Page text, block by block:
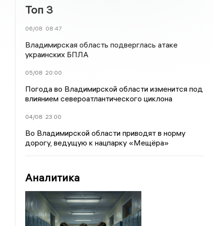
Топ 3
06/08 08:47
Владимирская область подверглась атаке
украинских БПЛА
05/08 20:00
Погода во Владимирской области изменится под
влиянием североатлантического циклона
04/08 23:00
Во Владимирской области приводят в норму
дорогу, ведущую к нацпарку «Мещёра»
Аналитика